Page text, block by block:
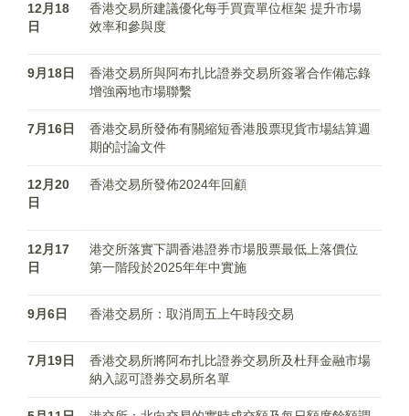
12月18
日
香港交易所建議優化每手買賣單位框架 提升市場
效率和參與度
9月18日
香港交易所與阿布扎比證券交易所簽署合作備忘錄
增強兩地市場聯繫
7月16日
香港交易所發佈有關縮短香港股票現貨市場結算週
期的討論文件
12月20
日
香港交易所發佈2024年回顧
12月17
日
港交所落實下調香港證券市場股票最低上落價位
第一階段於2025年年中實施
9月6日 香港交易所：取消周五上午時段交易
7月19日
香港交易所將阿布扎比證券交易所及杜拜金融市場
納入認可證券交易所名單